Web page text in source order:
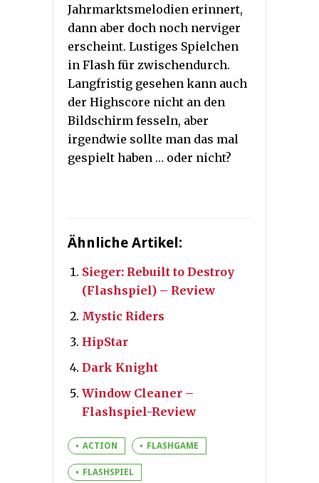
Jahrmarktsmelodien erinnert,
dann aber doch noch nerviger
erscheint. Lustiges Spielchen
in Flash für zwischendurch.
Langfristig gesehen kann auch
der Highscore nicht an den
Bildschirm fesseln, aber
irgendwie sollte man das mal
gespielt haben … oder nicht?
Ähnliche Artikel:
Sieger: Rebuilt to Destroy
(Flashspiel) – Review
Mystic Riders
HipStar
Dark Knight
Window Cleaner –
Flashspiel-Review
ACTION FLASHGAME
FLASHSPIEL